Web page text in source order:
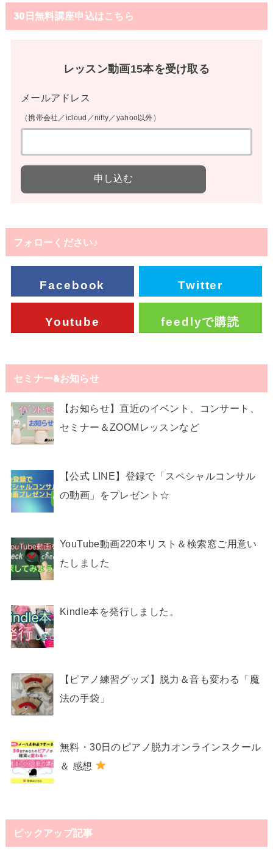
30日無料講座申込はこちら
レッスン動画15本を受け取る
メールアドレス
（携帯会社／icloud／nifty／yahoo以外）
フォローください♪
Facebook Twitter
Youtube feedlyで購読
セミナー&お知らせ
【お知らせ】直近のイベント、コンサート、
セミナー＆ZOOMレッスンなど
【公式 LINE】登録で「スペシャルコンサル
の動画」をプレゼント☆
YouTube動画220本リスト＆検索窓ご用意い
たしました
Kindle本を発行しました。
【ピアノ練習グッズ】脱力＆音も変わる「魔
法の手袋」
無料・30日のピアノ脱力オンラインスクール
＆ 感想
ピックアップ記事